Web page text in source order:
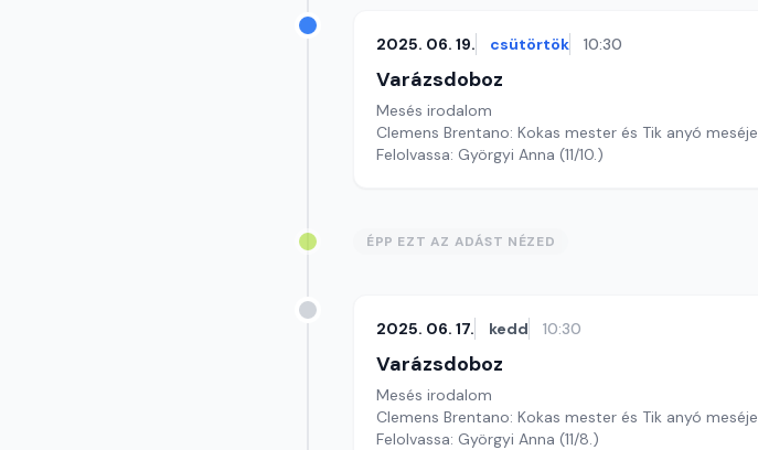
2025. 06. 19. csütörtök 10:30
Varázsdoboz
Mesés irodalom
Clemens Brentano: Kokas mester és Tik anyó meséje
Felolvassa: Györgyi Anna (11/10.)
ÉPP EZT AZ ADÁST NÉZED
2025. 06. 17. kedd 10:30
Varázsdoboz
Mesés irodalom
Clemens Brentano: Kokas mester és Tik anyó meséje
Felolvassa: Györgyi Anna (11/8.)